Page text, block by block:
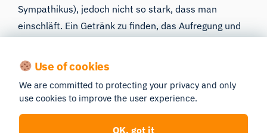
Sympathikus), jedoch nicht so stark, dass man
einschläft. Ein Getränk zu finden, das Aufregung und
richtigen Wassertemperatur – ein fein abgestimmter
Prozess, der durch physiologische Messungen der
Erregung möglich wird.
Die Erregung lässt sich mit Biosensoren messen.
Use of cookies
We are committed to protecting your privacy and only
use cookies to improve the user experience.
OK, got it